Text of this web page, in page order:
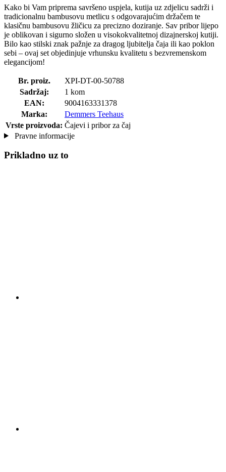
Kako bi Vam priprema savršeno uspjela, kutija uz zdjelicu sadrži i
tradicionalnu bambusovu metlicu s odgovarajućim držačem te
klasičnu bambusovu žličicu za precizno doziranje. Sav pribor lijepo
je oblikovan i sigurno složen u visokokvalitetnoj dizajnerskoj kutiji.
Bilo kao stilski znak pažnje za dragog ljubitelja čaja ili kao poklon
sebi – ovaj set objedinjuje vrhunsku kvalitetu s bezvremenskom
elegancijom!
Br. proiz.
XPI-DT-00-50788
Sadržaj:
1 kom
EAN:
9004163331378
Marka:
Demmers Teehaus
Vrste proizvoda: Čajevi i pribor za čaj
Pravne informacije
Prikladno uz to